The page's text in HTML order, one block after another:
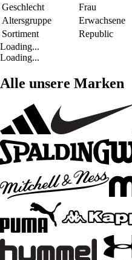
Geschlecht
Frau
Altersgruppe
Erwachsene
Sortiment
Republic
Loading...
Loading...
Alle unsere Marken